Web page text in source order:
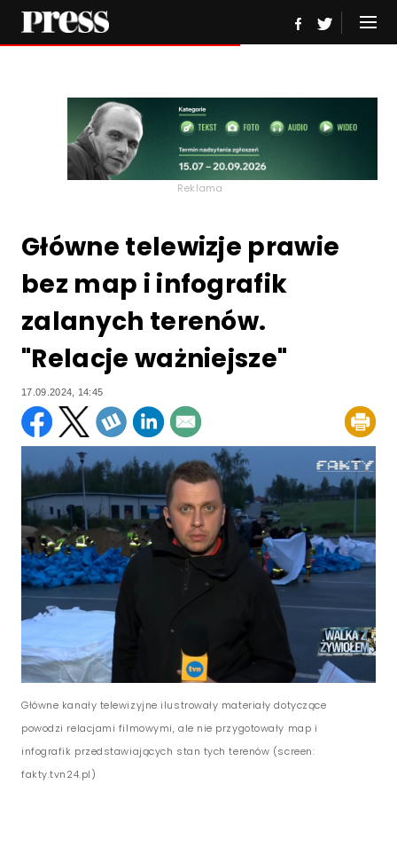
Reklama
Główne telewizje prawie
bez map i infografik
zalanych terenów.
"Relacje ważniejsze"
17.09.2024, 14:45
Główne kanały telewizyjne ilustrowały materiały dotyczące
powodzi relacjami filmowymi, ale nie przygotowały map i
infografik przedstawiających stan tych terenów (screen:
fakty.tvn24.pl)